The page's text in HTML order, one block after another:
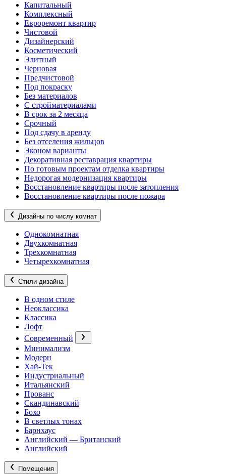
Капитальный
Комплексный
Евроремонт квартир
Чистовой
Дизайнерский
Косметический
Элитный
Черновая
Предчистовой
Под покраску
Без материалов
С стройматериалами
В срок за 2 месяца
Срочный
Под сдачу в аренду
Без отселения жильцов
Эконом варианты
Декоративная реставрация квартиры
По готовым проектам отделка квартиры
Недорогая модернизация квартиры
Восстановление квартиры после затопления
Восстановление квартиры после пожара
Дизайны по числу комнат
Однокомнатная
Двухкомнатная
Трехкомнатная
Четырехкомнатная
Стили дизайна
В одном стиле
Неоклассика
Классика
Лофт
Современный
Минимализм
Модерн
Хай-Тек
Индустриальный
Итальянский
Прованс
Скандинавский
Бохо
В светлых тонах
Барнхаус
Английский — Британский
Английский
Помещения